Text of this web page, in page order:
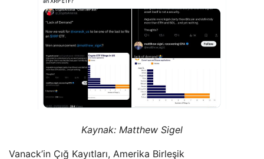
Kaynak: Matthew Sigel
Vanack’in Çığ Kayıtları, Amerika Birleşik